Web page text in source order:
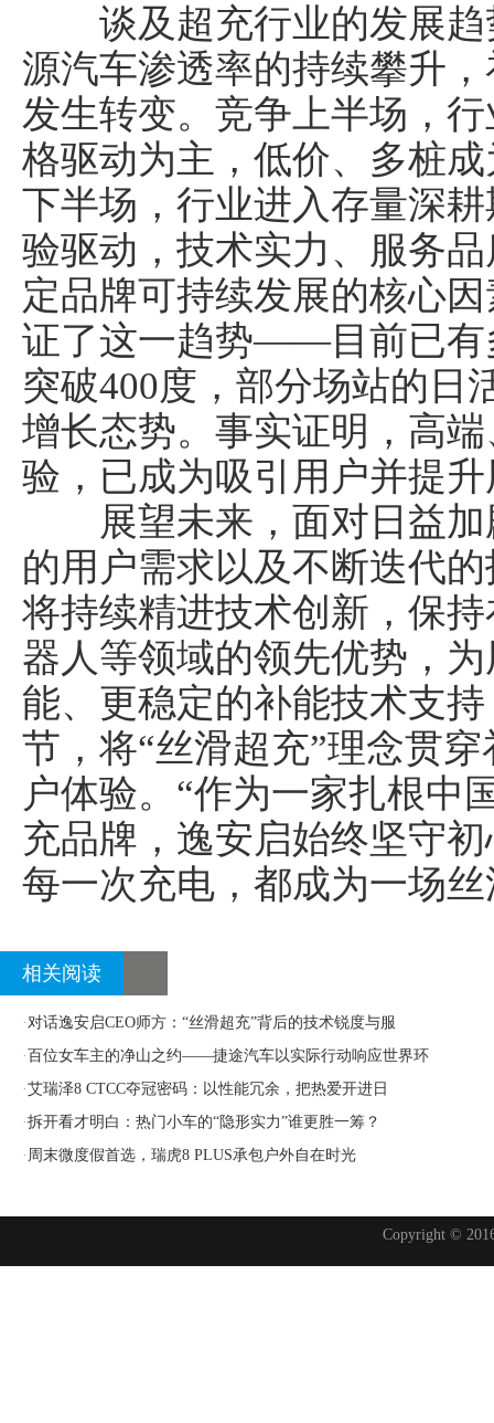
谈及超充行业的发展趋
源汽车渗透率的持续攀升
发生转变。竞争上半场，
格驱动为主，低价、多桩
下半场，行业进入存量深
验驱动，技术实力、服务
定品牌可持续发展的核心
证了这一趋势——目前已有
突破400度，部分场站的日
增长态势。事实证明，高
验，已成为吸引用户并提
展望未来，面对日益加
的用户需求以及不断迭代
将持续精进技术创新，保
器人等领域的领先优势，
能、更稳定的补能技术支
节，将“丝滑超充”理念贯
户体验。“作为一家扎根中
充品牌，逸安启始终坚守
每一次充电，都成为一场
相关阅读
· 对话逸安启CEO师方：“丝滑超充”背后的技术锐度与服
·百位女车主的净山之约——捷途汽车以实际行动响应世界环
·艾瑞泽8 CTCC夺冠密码：以性能冗余，把热爱开进日
·拆开看才明白：热门小车的“隐形实力”谁更胜一筹？
· 周末微度假首选，瑞虎8 PLUS承包户外自在时光
Copyright ©